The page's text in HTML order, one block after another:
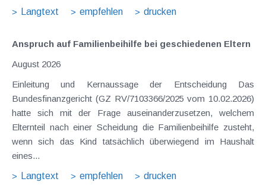
Langtext
empfehlen drucken
Anspruch auf Familienbeihilfe bei geschiedenen Eltern
August 2026
Einleitung und Kernaussage der Entscheidung Das
Bundesfinanzgericht (GZ RV/7103366/2025 vom 10.02.2026)
hatte sich mit der Frage auseinanderzusetzen, welchem
Elternteil nach einer Scheidung die Familienbeihilfe zusteht,
wenn sich das Kind tatsächlich überwiegend im Haushalt
eines...
Langtext
empfehlen drucken